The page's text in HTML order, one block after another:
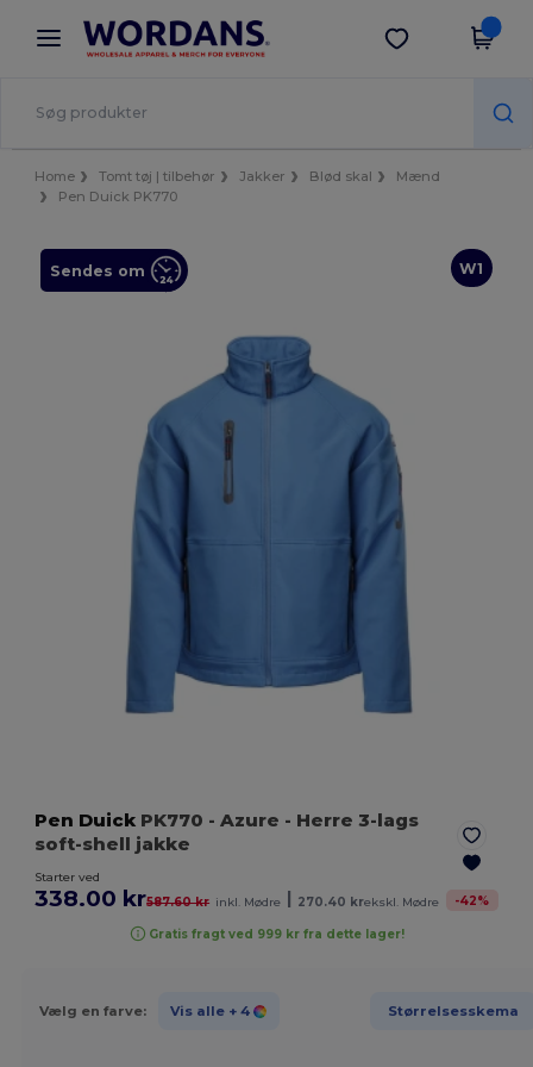
× Wordans-app
Bedre priser i appen!
Hent app
Home Tomt tøj | tilbehør Jakker Blød skal
Mænd
Pen Duick PK770
W1
Sendes om
Pen Duick PK770 - Azure - Herre 3-lags
soft-shell jakke
Starter ved
338.00 kr587.60 kr inkl. Mødre 270.40 krekskl. Mødre -42%
Gratis fragt ved 999 kr fra dette lager!
Vælg en farve: Vis alle + 4 Størrelsesskema